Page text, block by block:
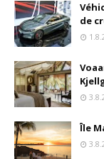
de
Île